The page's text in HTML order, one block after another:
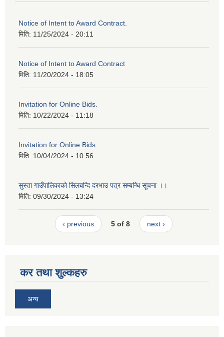
Notice of Intent to Award Contract.
मिति: 11/25/2024 - 20:11
Notice of Intent to Award Contract
मिति: 11/20/2024 - 18:05
Invitation for Online Bids.
मिति: 10/22/2024 - 11:18
Invitation for Online Bids
मिति: 10/04/2024 - 10:56
सुस्ता गाउँपालिकाकाे सिलबन्दि दरभाउ पत्र सम्बन्धि सूचना ।।
मिति: 09/30/2024 - 13:24
‹ previous 5 of 8 next ›
कर तथा शुल्कहरु
अन्य